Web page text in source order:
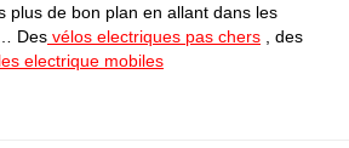
plus de bon plan en allant dans les
Des vélos electriques pas chers , des
electrique mobiles